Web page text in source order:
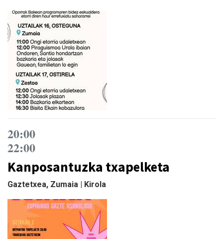
20:00
22:00
Kanposantuzka txapelketa
Gaztetxea, Zumaia | Kirola